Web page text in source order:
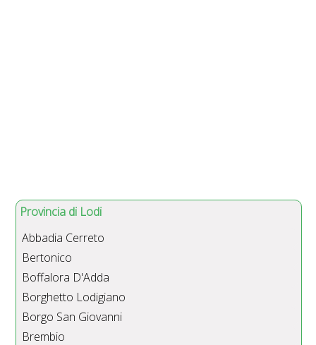
Provincia di Lodi
Abbadia Cerreto
Bertonico
Boffalora D'Adda
Borghetto Lodigiano
Borgo San Giovanni
Brembio